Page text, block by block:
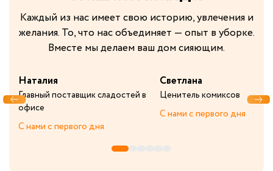
Каждый из нас имеет свою историю, увлечения и
желания. То, что нас объединяет — опыт в уборке.
Вместе мы делаем ваш дом сияющим.
Наталия
Главный поставщик сладостей в
офисе
С нами с первого дня
Светлана
Ценитель комиксов
С нами с первого дня